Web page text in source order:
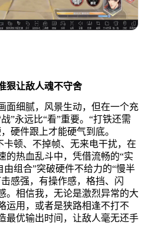
狠让敌人魂不守舍
面细腻，风景生动，但在一个充
”永远比“看”重要。“打铁还需
硬件跟上才能硬气到底。
顿、不掉帧、无来电干扰，在
的热血乱斗中，凭借流畅的“实
由组合”突破硬件不给力的“慢半
感强，有操作感，格挡、闪
。相信我，无论是激烈异常的大
运用，或者是狭路相逢不打不
最优输出时间，让敌人毫无还手